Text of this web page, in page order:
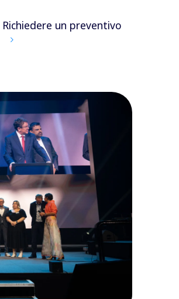
Richiedere un preventivo